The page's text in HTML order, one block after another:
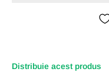
Distribuie acest produs